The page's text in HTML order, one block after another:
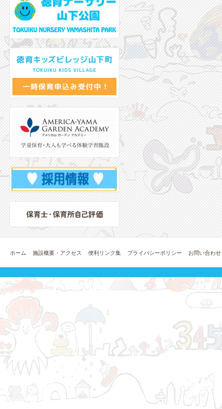
ホーム 施設概要・アクセス 便利リンク集 プライバシーポリシー お問い合わせ